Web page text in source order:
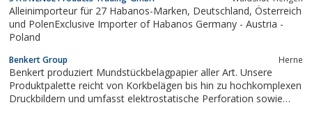
Alleinimporteur für 27 Habanos-Marken, Deutschland, Österreich
und PolenExclusive Importer of Habanos Germany - Austria -
Poland
Benkert Group Herne
Benkert produziert Mundstückbelagpapier aller Art. Unsere
Produktpalette reicht von Korkbelägen bis hin zu hochkomplexen
Druckbildern und umfasst elektrostatische Perforation sowie